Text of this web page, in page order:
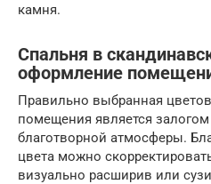
камня.
Спальня в
оформление
Правильно выбранная
помещения является
благотворной атмосферы.
цвета можно
визуально расширив или